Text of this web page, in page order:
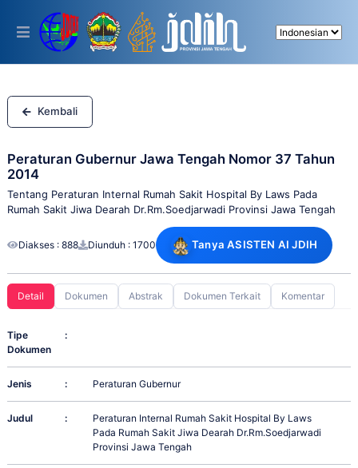
This
includes
accessibility
system.
Kembali
Peraturan Gubernur Jawa Tengah Nomor 37 Tahun
2014
Tentang Peraturan Internal Rumah Sakit Hospital By Laws Pada
Rumah Sakit Jiwa Dearah Dr.Rm.Soedjarwadi Provinsi Jawa Tengah
Diakses : 888 Diunduh : 1700 Tanya ASISTEN AI JDIH
Detail Dokumen Abstrak Dokumen Terkait Komentar
Tipe
Dokumen
:
Jenis : Peraturan Gubernur
Judul :
Peraturan Internal Rumah Sakit Hospital By Laws
Pada Rumah Sakit Jiwa Dearah Dr.Rm.Soedjarwadi
Provinsi Jawa Tengah